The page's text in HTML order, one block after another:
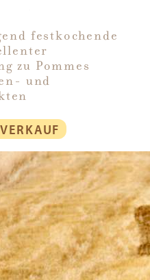
festkochende
zu Pommes
und